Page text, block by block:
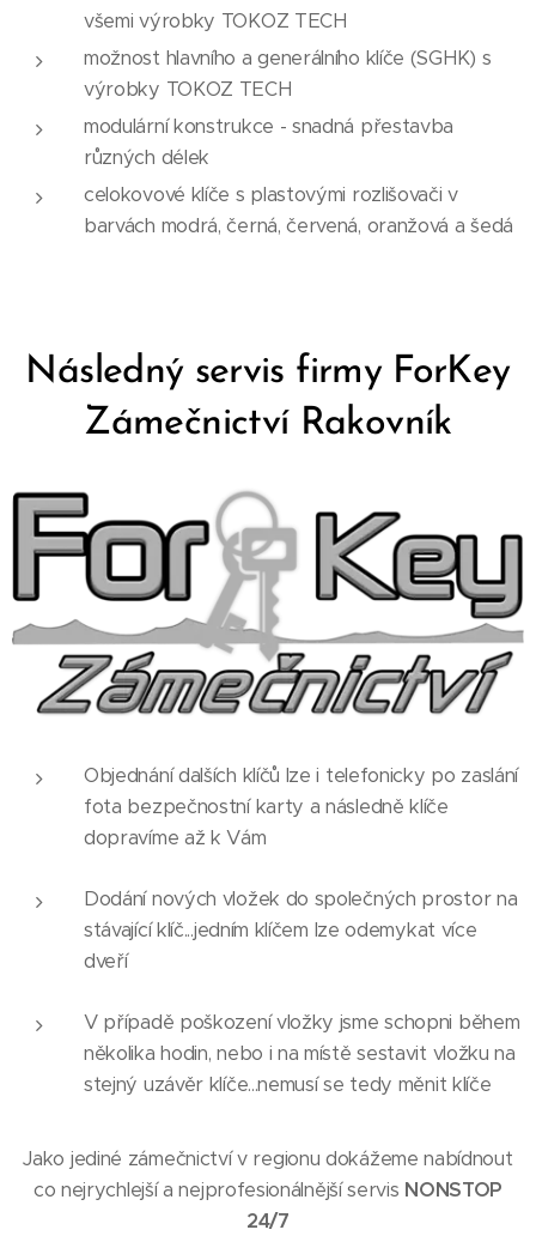
všemi výrobky TOKOZ TECH
možnost hlavního a generálního klíče (SGHK) s
výrobky TOKOZ TECH
modulární konstrukce - snadná přestavba
různých délek
celokovové klíče s plastovými rozlišovači v
barvách modrá, černá, červená, oranžová a šedá
Následný servis firmy ForKey
Zámečnictví Rakovník
Objednání dalších klíčů lze i telefonicky po zaslání
fota bezpečnostní karty a následně klíče
dopravíme až k Vám
Dodání nových vložek do společných prostor na
stávající klíč...jedním klíčem lze odemykat více
dveří
V případě poškození vložky jsme schopni během
několika hodin, nebo i na místě sestavit vložku na
stejný uzávěr klíče...nemusí se tedy měnit klíče
Jako jediné zámečnictví v regionu dokážeme nabídnout
co nejrychlejší a nejprofesionálnější servis NONSTOP
24/7